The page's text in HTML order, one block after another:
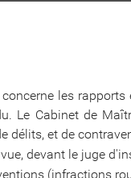
les
Le Cabinet de
délits, et de
devant le juge
(infractions